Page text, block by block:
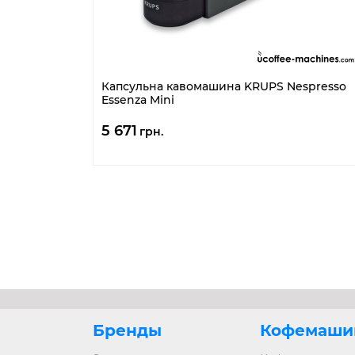
Капсульна кавомашина KRUPS Nespresso
Essenza Mini
5 671 грн.
Бренды